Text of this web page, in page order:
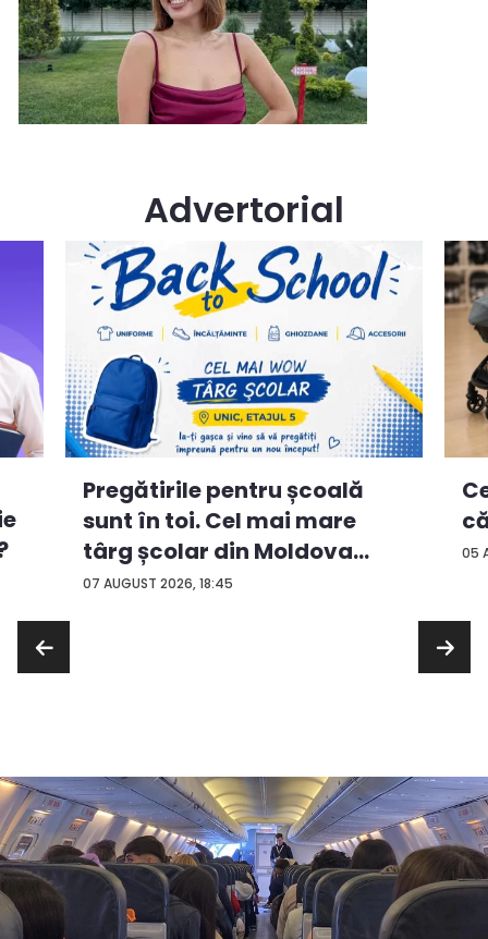
Advertorial
07 AUGUST 2026, 18:45
Pregătirile pentru școală
sunt în toi. Cel mai mare
târg școlar din Moldova
con...
05